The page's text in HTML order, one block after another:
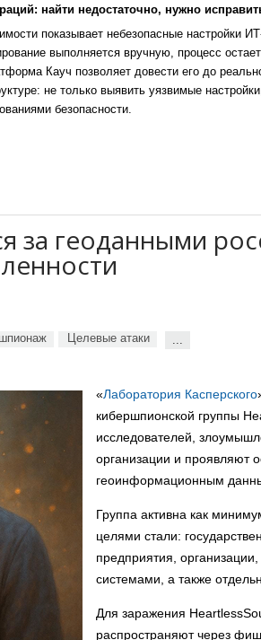
найти недостаточно, нужно
показывает небезопасные настройки
выполняется вручную, процесс
Кауч позволяет довести его до
не только выявить уязвимые
безопасности.
за геоданными
Целевые атаки ...
«Лаборатория Касперского
кибершпионской группы
исследователей,
организации и проявляют
геоинформационным
Группа активна как
целями стали:
предприятия,
системами, а также
Для заражения
распространяют через